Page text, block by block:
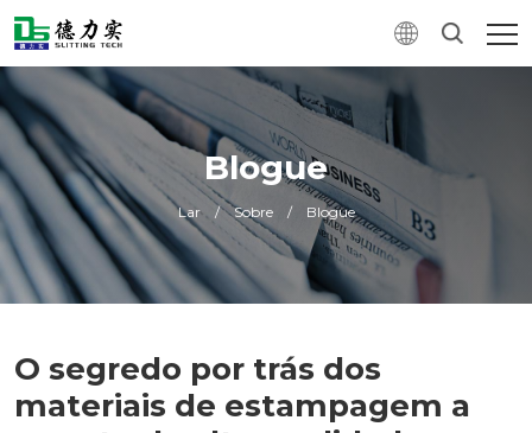
Blogue
Lar / Sobre / Blogue
O segredo por trás dos
materiais de estampagem a